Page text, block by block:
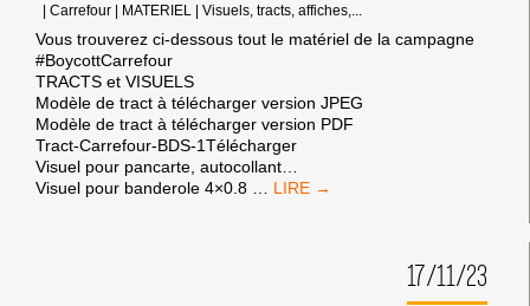
|Carrefour MATERIEL |Visuels, tracts, affiches,...
Vous trouverez ci-dessous tout le matériel de la campagne
#BoycottCarrefour
TRACTS et VISUELS
Modèle de tract à télécharger version JPEG
Modèle de tract à télécharger version PDF
Tract-Carrefour-BDS-1Télécharger
Visuel pour pancarte, autocollant…
Visuel pour banderole 4×0.8
MATÉRIEL
17/11/23